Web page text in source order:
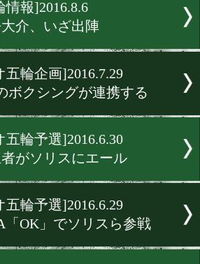
オ五輪]2016.8.9
オ五輪]2016.8.8
ムナットは初戦突破
[リオ五輪]2016.8.7
松が1回戦のリングへ